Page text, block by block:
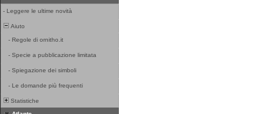
- Leggere le ultime novità
Aiuto
- Regole di ornitho.it
- Specie a pubblicazione limitata
- Spiegazione dei simboli
- Le domande più frequenti
Statistiche